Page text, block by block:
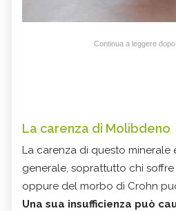
Continua a leggere
La carenza di Molibdeno
La carenza di questo minerale
generale, soprattutto chi
oppure del morbo di Crohn
Una sua insufficienza può